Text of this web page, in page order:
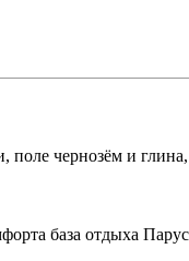
чернозём и
база отдыха